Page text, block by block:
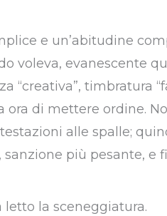
e un’abitudine
voleva, evanescente
“creativa”, timbratura
ora di mettere ordine.
alle spalle;
più pesante, e
letto la sceneggiatura.